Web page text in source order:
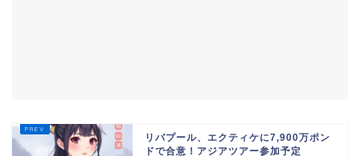
リバプール、エクティケに7,900万ポン
ドで合意！アジアツアー参加予定